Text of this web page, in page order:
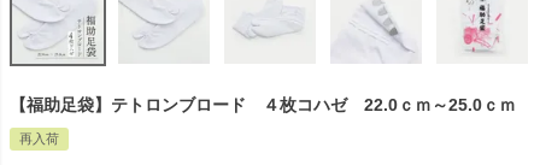
【福助足袋】テトロンブロード ４枚コハゼ 22.0ｃｍ～25.0ｃｍ
再入荷